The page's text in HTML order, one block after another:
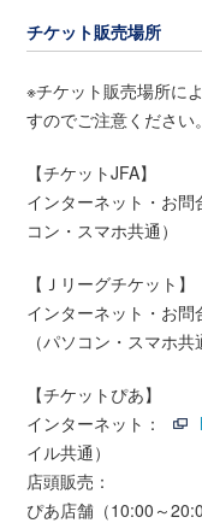
チケット販売場所
※チケット販売場所に
すのでご注意ください。
【チケットJFA】
インターネット・お問
コン・スマホ共通）
【Ｊリーグチケット】
インターネット・お問
（パソコン・スマホ共
【チケットぴあ】
インターネット：
イル共通）
店頭販売：
ぴあ店舗（10:00～